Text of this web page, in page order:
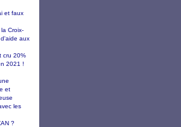
et faux
Croix-
aux
cru 20%
2021 !
et
les
?